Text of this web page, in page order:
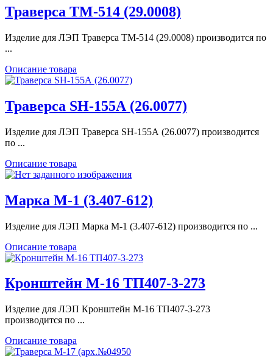
Траверса ТМ-514 (29.0008)
Изделие для ЛЭП Траверса ТМ-514 (29.0008) производится по
...
Описание товара
Траверса SH-155А (26.0077)
Изделие для ЛЭП Траверса SH-155А (26.0077) производится
по ...
Описание товара
Марка М-1 (3.407-612)
Изделие для ЛЭП Марка М-1 (3.407-612) производится по ...
Описание товара
Кронштейн М-16 ТП407-3-273
Изделие для ЛЭП Кронштейн М-16 ТП407-3-273
производится по ...
Описание товара